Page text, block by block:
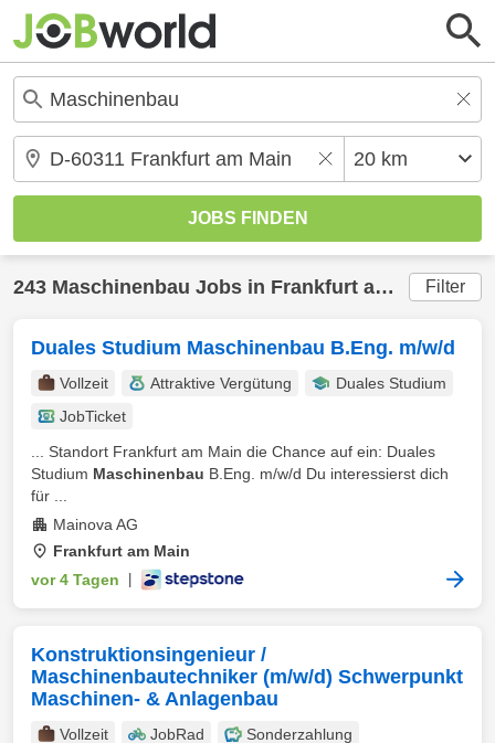
243 Maschinenbau Jobs in Frankfurt am Main (20
Filter
Duales Studium Maschinenbau B.Eng. m/w/d
Vollzeit Attraktive Vergütung
Duales Studium
JobTicket
... Standort Frankfurt am Main die Chance auf ein: Duales
Studium Maschinenbau B.Eng. m/w/d Du interessierst dich
für ...
Mainova AG
Frankfurt am Main
vor 4 Tagen
Konstruktionsingenieur /
Maschinenbautechniker (m/w/d) Schwerpunkt
Maschinen- & Anlagenbau
Vollzeit JobRad
Sonderzahlung